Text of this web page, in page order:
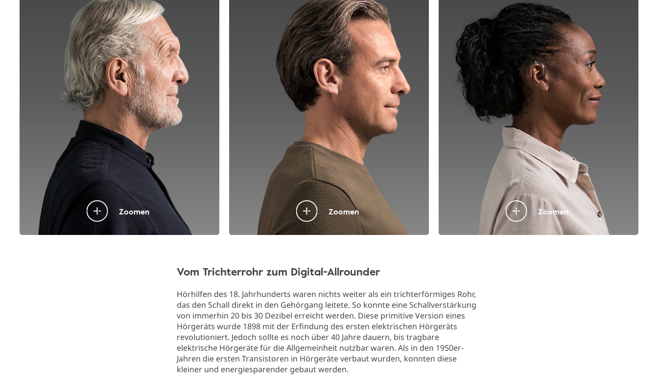
Zoomen Zoomen Zoomen
Vom Trichterrohr zum Digital-Allrounder
Hörhilfen des 18. Jahrhunderts waren nichts weiter als ein trichterförmiges Rohr,
das den Schall direkt in den Gehörgang leitete. So konnte eine Schallverstärkung
von immerhin 20 bis 30 Dezibel erreicht werden. Diese primitive Version eines
Hörgeräts wurde 1898 mit der Erfindung des ersten elektrischen Hörgeräts
revolutioniert. Jedoch sollte es noch über 40 Jahre dauern, bis tragbare
elektrische Hörgeräte für die Allgemeinheit nutzbar waren. Als in den 1950er-
Jahren die ersten Transistoren in Hörgeräte verbaut wurden, konnten diese
kleiner und energiesparender gebaut werden.